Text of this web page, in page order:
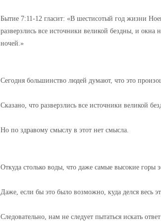
Бытие 7:11-12 гласит: «В шестисотый год жизни
разверзлись все источники великой бездны, и
ночей.»
Сегодня большинство людей думают, что это
Сказано, что разверзлись все источники великой
Но по здравому смыслу в этот нет смысла.
Откуда столько воды, что даже самые высокие горы
Даже, если бы это было возможно, куда делся весь
Следовательно, нам не следует пытаться искать